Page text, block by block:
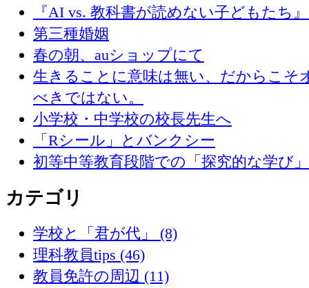
『AI vs. 教科書が読めない子どもたち
第三種婚姻
春の朝、auショップにて
生きることに意味は無い、だからこそ
べきではない。
小学校・中学校の校長先生へ
「Rシール」とバンクシー
初等中等教育段階での「探究的な学び
カテゴリ
学校と「君が代」 (8)
理科教員tips (46)
教員免許の周辺 (11)